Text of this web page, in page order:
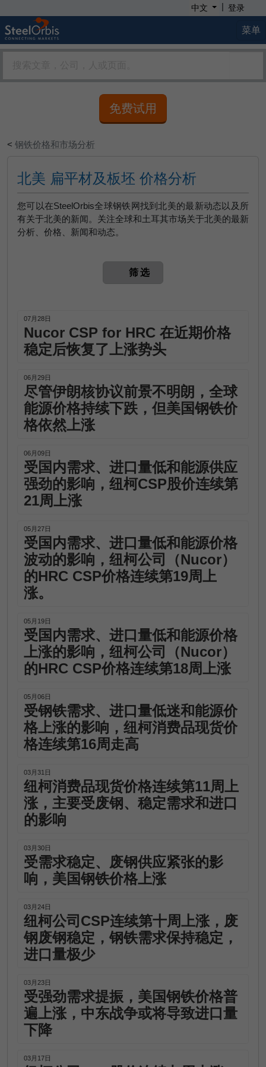
中文 | 登录
菜单
免费试用
< 钢铁价格和市场分析
北美 扁平材及板坯 价格分析
您可以在SteelOrbis全球钢铁网找到北美的最新动态以及所
有关于北美的新闻。关注全球和土耳其市场关于北美的最新
分析、价格、新闻和动态。
筛选
07月28日
Nucor CSP for HRC 在近期价格
稳定后恢复了上涨势头
06月29日
尽管伊朗核协议前景不明朗，全球
能源价格持续下跌，但美国钢铁价
格依然上涨
06月09日
受国内需求、进口量低和能源供应
强劲的影响，纽柯CSP股价连续第
21周上涨
05月27日
受国内需求、进口量低和能源价格
波动的影响，纽柯公司（Nucor）
的HRC CSP价格连续第19周上
涨。
05月19日
受国内需求、进口量低和能源价格
上涨的影响，纽柯公司（Nucor）
的HRC CSP价格连续第18周上涨
05月06日
受钢铁需求、进口量低迷和能源价
格上涨的影响，纽柯消费品现货价
格连续第16周走高
03月31日
纽柯消费品现货价格连续第11周上
涨，主要受废钢、稳定需求和进口
的影响
03月30日
受需求稳定、废钢供应紧张的影
响，美国钢铁价格上涨
03月24日
纽柯公司CSP连续第十周上涨，废
钢废钢稳定，钢铁需求保持稳定，
进口量极少
03月23日
受强劲需求提振，美国钢铁价格普
遍上涨，中东战争或将导致进口量
下降
03月17日